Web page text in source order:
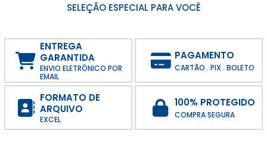
SELEÇÃO ESPECIAL PARA VOCÊ
ENTREGA
GARANTIDA
ENVIO ELETRÔNICO POR
EMAIL
PAGAMENTO
CARTÃO . PIX . BOLETO
FORMATO DE
ARQUIVO
EXCEL
100% PROTEGIDO
COMPRA SEGURA